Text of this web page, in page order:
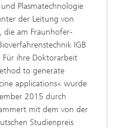
Plasmatechnologie
der Leitung von
die am Fraunhofer-
IGB
Für ihre Doktorarbeit
to generate
applications« wurde
2015 durch
mit dem von der
Studienpreis